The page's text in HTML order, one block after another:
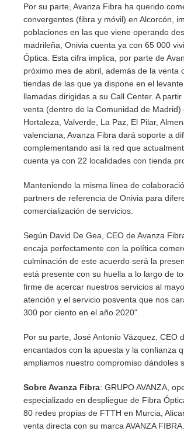
Por su parte, Avanza Fibra ha querido
convergentes (fibra y móvil) en Alcorcón,
poblaciones en las que viene operando
madrileña, Onivia cuenta ya con 65 000
Óptica. Esta cifra implica, por parte de
próximo mes de abril, además de la venta
tiendas de las que ya dispone en el
llamadas dirigidas a su Call Center. A
venta (dentro de la Comunidad de
Hortaleza, Valverde, La Paz, El Pilar,
valenciana, Avanza Fibra dará soporte a
complementando así la red que
cuenta ya con 22 localidades con tienda
Manteniendo la misma línea de
partners de referencia de Onivia para
comercialización de servicios.
Según David De Gea, CEO de Avanza
encaja perfectamente con la política
culminación de este acuerdo será la
está presente con su huella a lo largo de
firme de acercar nuestros servicios al
atención y el servicio posventa que nos
300 por ciento en el año 2020".
Por su parte, José Antonio Vázquez, CEO
encantados con la apuesta y la confianza
ampliamos nuestro compromiso dándoles
Sobre Avanza Fibra: GRUPO AVANZA,
especializado en despliegue de Fibra
80 redes propias de FTTH en Murcia,
venta directa con su marca AVANZA FIBRA.